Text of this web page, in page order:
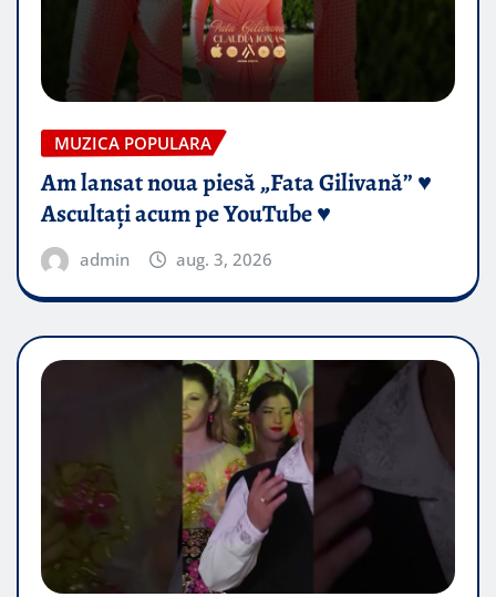
MUZICA POPULARA
Am lansat noua piesă „Fata Gilivană” ♥️
Ascultați acum pe YouTube ♥️
admin aug. 3, 2026